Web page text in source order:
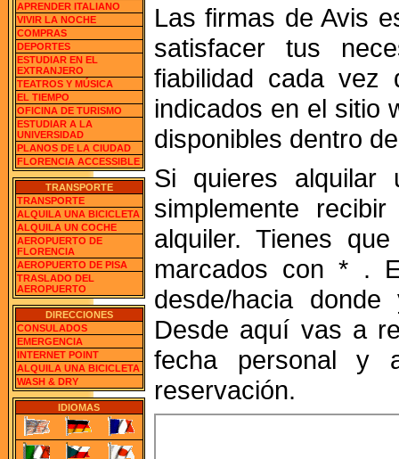
APRENDER ITALIANO
VIVIR LA NOCHE
COMPRAS
DEPORTES
ESTUDIAR EN EL
EXTRANJERO
TEATROS Y MÚSICA
EL TIEMPO
OFICINA DE TURISMO
ESTUDIAR A LA
UNIVERSIDAD
PLANOS DE LA CIUDAD
FLORENCIA ACCESSIBLE
TRANSPORTE
TRANSPORTE
ALQUILA UNA BICICLETA
ALQUILA UN COCHE
AEROPUERTO DE
FLORENCIA
AEROPUERTO DE PISA
TRASLADO DEL
AEROPUERTO
DIRECCIONES
CONSULADOS
EMERGENCIA
INTERNET POINT
ALQUILA UNA BICICLETA
WASH & DRY
IDIOMAS
Las firmas de Avis
satisfacer tus
fiabilidad cada vez
indicados en el sitio
disponibles dentro
Si quieres alquilar
simplemente
alquiler. Tienes
marcados con * .
desde/hacia
Desde aquí vas a
fecha personal y
reservación.